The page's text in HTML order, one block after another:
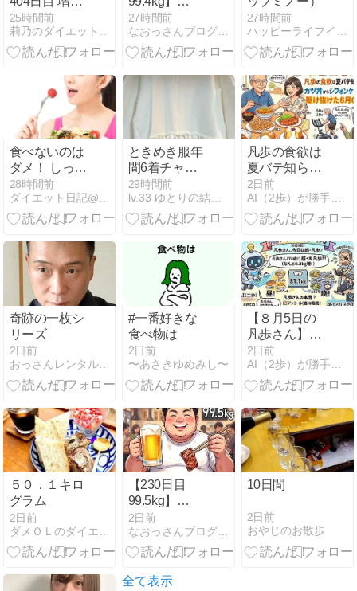
続ける体重
よ、、、
25時間前
莉乃のダイエット部屋 77kg → 56kg - 楽天ブログ
100kg越え卒
業生が挑むエ
アコン工事＆
り大作戦！真
夏の大掃除で
総消費
4,300kcal超え
と「さくらみ
こ教科書」着
弾の夜
27時間前
なおっさんブログ〜肉体改造ブログ〜
27時間前
ハッピーライフイン沖縄
食べないのは
ダメ！ しっか
り食べるのは
ダイエットの
基本！
28時間前
ダイエット日記@ゆっき 目標10Kg減！
ときめき服年
間6着チャレ
ンジ(3/6)
29時間前
lv.33 ゆとりの結婚準備〜焦りを添えて〜
凡歩の食欲は
夏バテ知ら
ず？カツ丼か
らシフォンケ
ーキまで駆け
2日前
AI（2歩）が勝手に作るダイエットブログ（凡歩の）
奇跡の一枚シ
リーズ
2日前
おっさんレンタル（美魔おっさん活動記）健康＆美容ブログ
#一番好きな
食べ物は
2日前
〜あさきゆめみし〜
【８月5日の
凡歩さん】朝
はクエン酸青
汁！お昼のザ
ルラーメンと
プサワー、バ
イク90分超え
2日前
AI（2歩）が勝手に作るダイエットブログ（凡歩の）
５０．１キロ
グラム
2日前
【230日目
99.5kg】
100kg越え卒
業生が挑む伝
説の爆絶チー
そば3袋＆焼
2日前
なおっさんブログ〜肉体改造ブログ〜
10日間
2日前
おやじのお散歩
全て表示